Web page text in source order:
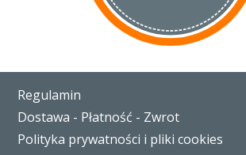
Regulamin
Dostawa - Płatność - Zwrot
Polityka prywatności i pliki cookies